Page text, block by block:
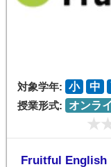
対象学年: 小 中
授業形式:
オンラ
Fruitful English